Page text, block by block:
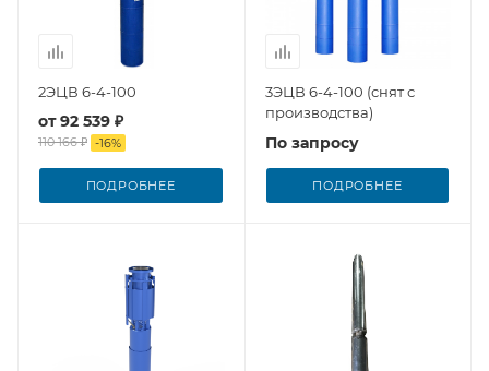
2ЭЦВ 6-4-100
от92 539 ₽
110 166 ₽ -16%
ПОДРОБНЕЕ
3ЭЦВ 6-4-100 (снят с
производства)
По запросу
ПОДРОБНЕЕ